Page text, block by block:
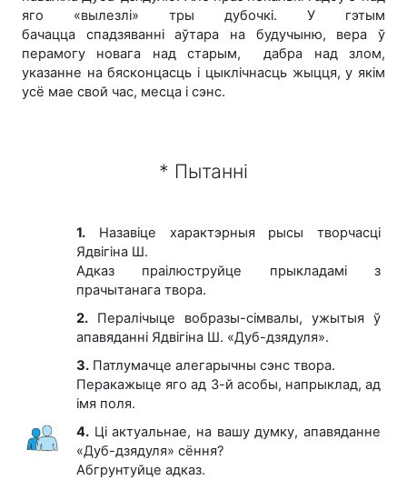
яго «вылезлі» тры дубочкі. У гэтым
бачацца спадзяванні аўтара на будучыню, вера ў
перамогу новага над старым, дабра над злом,
указанне на бясконцасць і цыклічнасць жыцця, у якім
усё мае свой час, месца і сэнс.
* Пытанні
1. Назавіце характэрныя рысы творчасці
Ядвігіна Ш.
Адказ праілюструйце прыкладамі з
прачытанага твора.
2. Пералічыце вобразы-сімвалы, ужытыя ў
апавяданні Ядвігіна Ш. «Дуб-дзядуля».
3. Патлумачце алегарычны сэнс твора.
Перакажыце яго ад 3-й асобы, напрыклад, ад
імя поля.
4. Ці актуальнае, на вашу думку, апавяданне
«Дуб-дзядуля» сёння?
Абгрунтуйце адказ.